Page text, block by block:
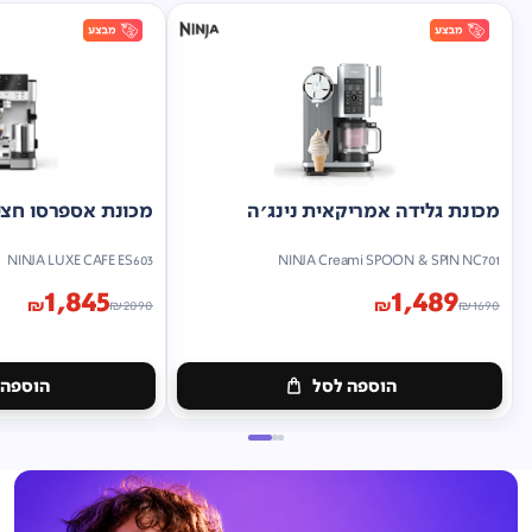
מכונת גלידה אמריקאית נינג'ה
NINJA Creami SPOON & SPIN NC701
₪1690
₪1,489
הוספה לסל
מכונת אספרסו
NINJA LUXE CAFE ES603
₪2090
₪1,845